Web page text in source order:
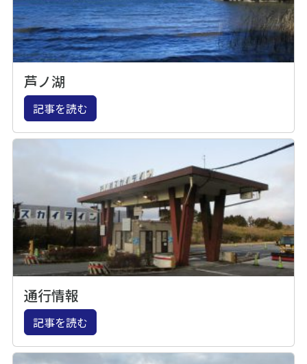
芦ノ湖
記事を読む
通行情報
記事を読む